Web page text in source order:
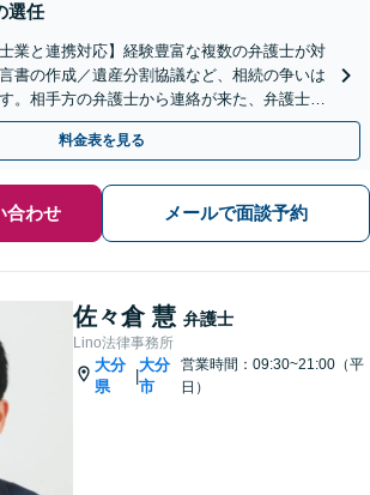
選任
業と連携対応】経験豊富な複数の弁護士が対
書の作成／遺産分割協議など、相続の争いは
。相手方の弁護士から連絡が来た、弁護士へ
ている方はご相談ください。
料金表を見る
合わせ メールで面談予約
佐々倉 慧 弁護士
Lino法律事務所
大分
県
|
大分
市
営業時間：09:30~21:00（平
日）